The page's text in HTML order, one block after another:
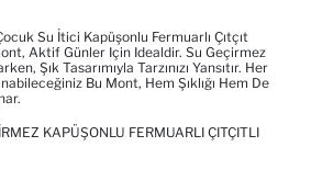
Su İtici Kapüşonlu Fermuarlı Çıtçıt
Aktif Günler Için Idealdir. Su Geçirmez
Şık Tasarımıyla Tarzınızı Yansıtır. Her
Bu Mont, Hem Şıklığı Hem De
KAPÜŞONLU FERMUARLI ÇITÇITLI